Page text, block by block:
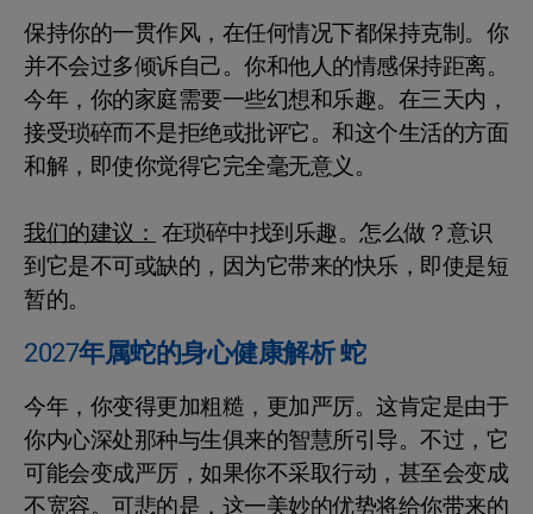
保持你的一贯作风，在任何情况下都保持克制。你
并不会过多倾诉自己。你和他人的情感保持距离。
今年，你的家庭需要一些幻想和乐趣。在三天内，
接受琐碎而不是拒绝或批评它。和这个生活的方面
和解，即使你觉得它完全毫无意义。
我们的建议：在琐碎中找到乐趣。怎么做？意识
到它是不可或缺的，因为它带来的快乐，即使是短
暂的。
2027年属蛇的身心健康解析 蛇
今年，你变得更加粗糙，更加严厉。这肯定是由于
你内心深处那种与生俱来的智慧所引导。不过，它
可能会变成严厉，如果你不采取行动，甚至会变成
不宽容。可悲的是，这一美妙的优势将给你带来的